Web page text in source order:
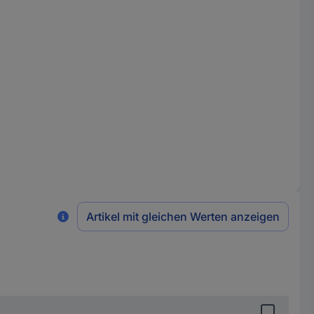
Artikel mit gleichen Werten anzeigen